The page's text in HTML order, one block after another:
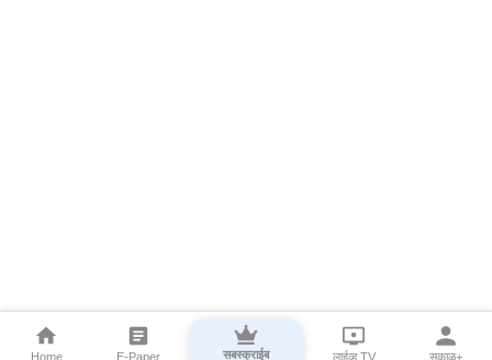
Home E-Paper सबस्क्राईब लाईव्ह TV सकाळ+